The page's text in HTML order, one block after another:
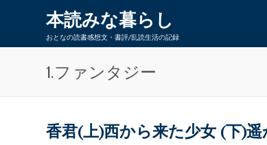
本読みな暮らし
おとなの読書感想文・書評/乱読生活の記録
1.ファンタジー
香君(上)西から来た少女 (下)遥